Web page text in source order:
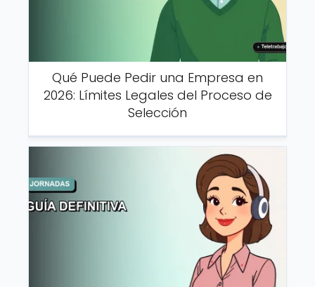
Qué Puede Pedir una Empresa en
2026: Límites Legales del Proceso de
Selección